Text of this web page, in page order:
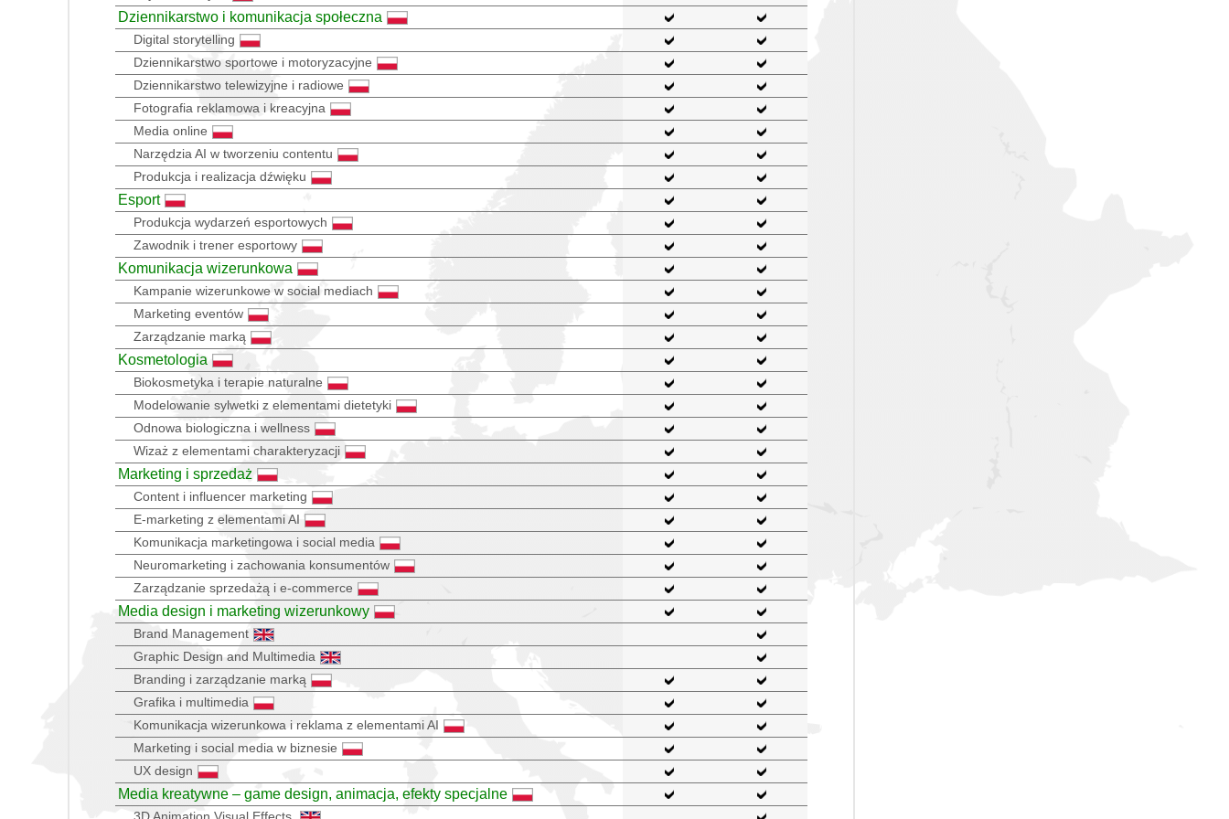
Dziennikarstwo i komunikacja społeczna
Digital storytelling
Dziennikarstwo sportowe i motoryzacyjne
Dziennikarstwo telewizyjne i radiowe
Fotografia reklamowa i kreacyjna
Media online
Narzędzia AI w tworzeniu contentu
Produkcja i realizacja dźwięku
Esport
Produkcja wydarzeń esportowych
Zawodnik i trener esportowy
Komunikacja wizerunkowa
Kampanie wizerunkowe w social mediach
Marketing eventów
Zarządzanie marką
Kosmetologia
Biokosmetyka i terapie naturalne
Modelowanie sylwetki z elementami dietetyki
Odnowa biologiczna i wellness
Wizaż z elementami charakteryzacji
Marketing i sprzedaż
Content i influencer marketing
E-marketing z elementami AI
Komunikacja marketingowa i social media
Neuromarketing i zachowania konsumentów
Zarządzanie sprzedażą i e-commerce
Media design i marketing wizerunkowy
Brand Management
Graphic Design and Multimedia
Branding i zarządzanie marką
Grafika i multimedia
Komunikacja wizerunkowa i reklama z elementami AI
Marketing i social media w biznesie
UX design
Media kreatywne – game design, animacja, efekty specjalne